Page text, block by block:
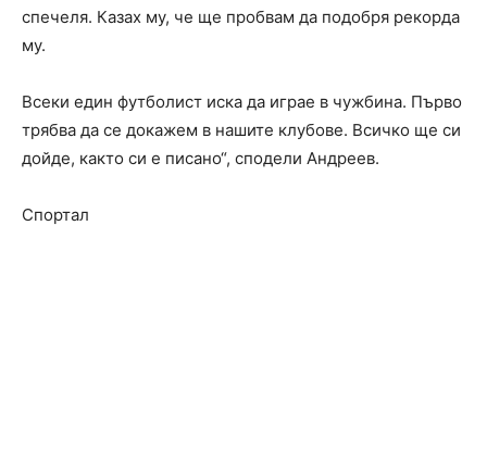
спечеля. Казах му, че ще пробвам да подобря рекорда
му.
Всеки един футболист иска да играе в чужбина. Първо
трябва да се докажем в нашите клубове. Всичко ще си
дойде, както си е писано“, сподели Андреев.
Спортал